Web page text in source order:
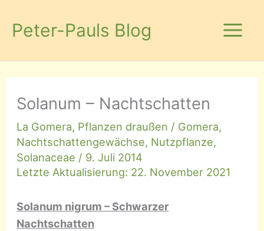
InhaltPeter-Pauls Blog
Solanum – Nachtschatten
La Gomera, Pflanzen draußen / Gomera,
Nachtschattengewächse, Nutzpflanze,
Solanaceae / 9. Juli 2014
Letzte Aktualisierung: 22. November 2021
Solanum nigrum – Schwarzer
Nachtschatten